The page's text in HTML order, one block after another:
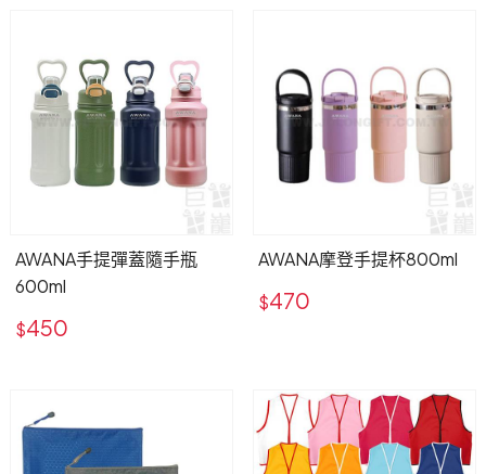
AWANA手提彈蓋隨手瓶
600ml
$450
AWANA摩登手提杯800ml
$470